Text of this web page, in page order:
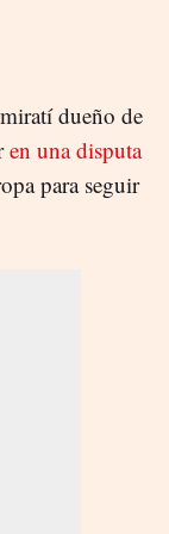
dueño de
en una disputa
para seguir